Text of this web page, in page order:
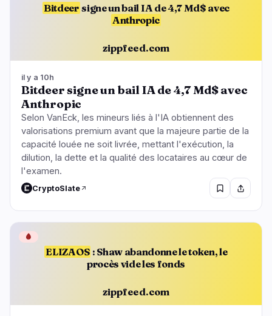
Bitdeer signe un bail IA de 4,7 Md$ avec
Anthropic
zippfeed.com
il y a 10h
Bitdeer signe un bail IA de 4,7 Md$ avec
Anthropic
Selon VanEck, les mineurs liés à l'IA obtiennent des
valorisations premium avant que la majeure partie de la
capacité louée ne soit livrée, mettant l'exécution, la
dilution, la dette et la qualité des locataires au cœur de
l'examen.
CryptoSlate
ELIZAOS : Shaw abandonne le token, le
procès vide les fonds
zippfeed.com
🩸